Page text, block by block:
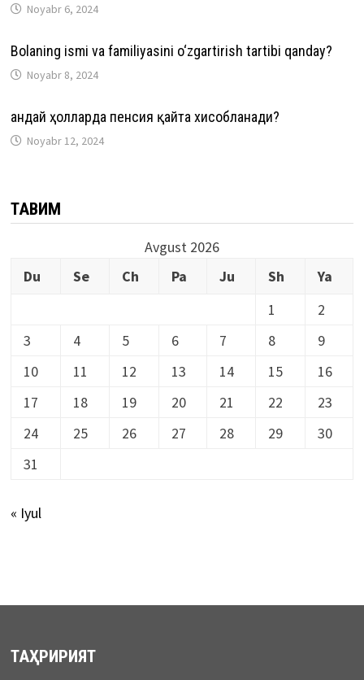
Noyabr 6, 2024
Bolaning ismi va familiyasini o‘zgartirish tartibi qanday?
Noyabr 8, 2024
Қандай ҳолларда пенсия қайта хисобланади?
Noyabr 12, 2024
ТАҚВИМ
Avgust 2026
Du
Se Ch Pa Ju Sh
Ya
1
2
3
4 5 6 7 8
9
10
11 12 13 14 15
16
17
18 19 20 21 22
23
24
25 26 27 28 29
30
31
« Iyul
ТАҲРИРИЯТ